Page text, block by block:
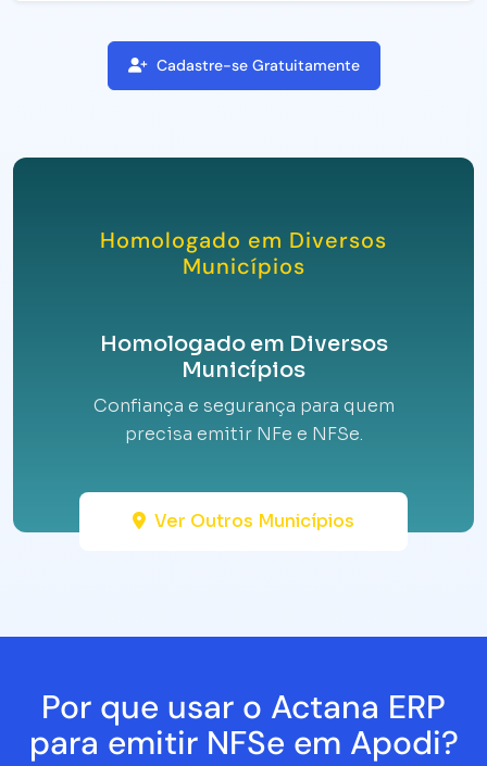
Cadastre-se Gratuitamente
Homologado em Diversos
Municípios
Homologado em Diversos
Municípios
Confiança e segurança para quem
precisa emitir NFe e NFSe.
Ver Outros Municípios
Por que usar o Actana ERP
para emitir NFSe em Apodi?